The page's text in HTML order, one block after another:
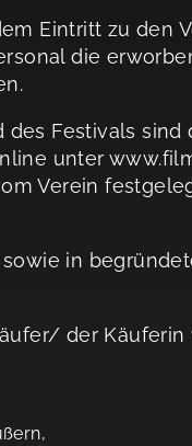
Eintritt zu den
die
Festivals
unter
Verein
in
der